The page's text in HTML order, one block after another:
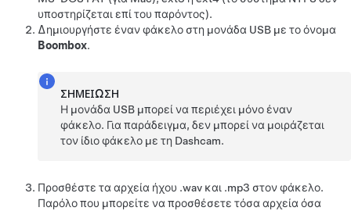
υποστηρίζεται επί του παρόντος).
Δημιουργήστε έναν φάκελο στη μονάδα USB με το όνομα
Boombox.
ΣΗΜΕΊΩΣΗ
Η μονάδα USB μπορεί να περιέχει μόνο έναν
φάκελο. Για παράδειγμα, δεν μπορεί να μοιράζεται
τον ίδιο φάκελο με τη Dashcam.
Προσθέστε τα αρχεία ήχου .wav και .mp3 στον φάκελο.
Παρόλο που μπορείτε να προσθέσετε τόσα αρχεία όσα